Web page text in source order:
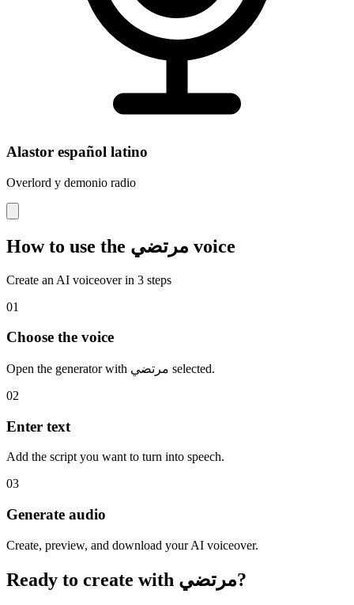
Alastor español latino
Overlord y demonio radio
How to use the مرتضي voice
Create an AI voiceover in 3 steps
01
Choose the voice
Open the generator with مرتضي selected.
02
Enter text
Add the script you want to turn into speech.
03
Generate audio
Create, preview, and download your AI voiceover.
Ready to create with مرتضي?